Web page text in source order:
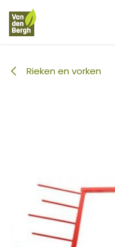
Overslaan naar inhoud
Rieken en vorken